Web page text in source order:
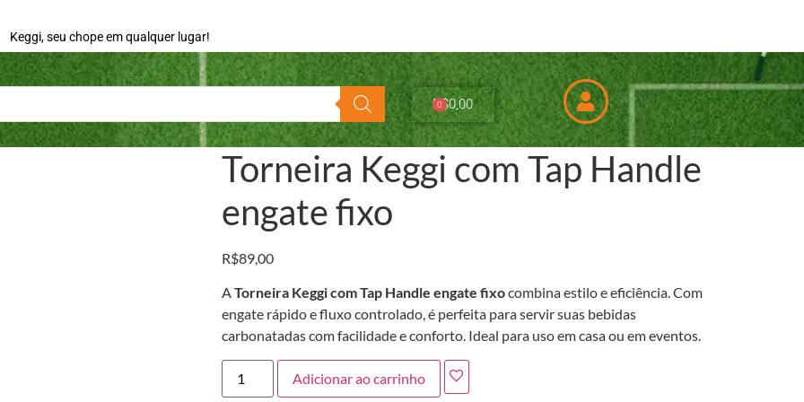
Keggi, seu chope em qualquer lugar!
R$0,00
0
Torneira Keggi com Tap Handle
engate fixo
R$89,00
ATorneira Keggi com Tap Handle engate fixocombina estilo e eficiência. Com
engate rápido e fluxo controlado, é perfeita para servir suas bebidas
carbonatadas com facilidade e conforto. Ideal para uso em casa ou em eventos.
Adicionar ao carrinho